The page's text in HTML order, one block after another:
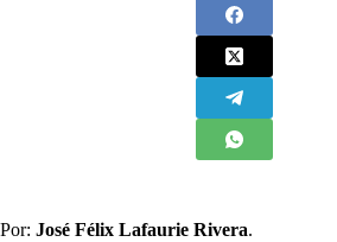
Por: José Félix Lafaurie Rivera.